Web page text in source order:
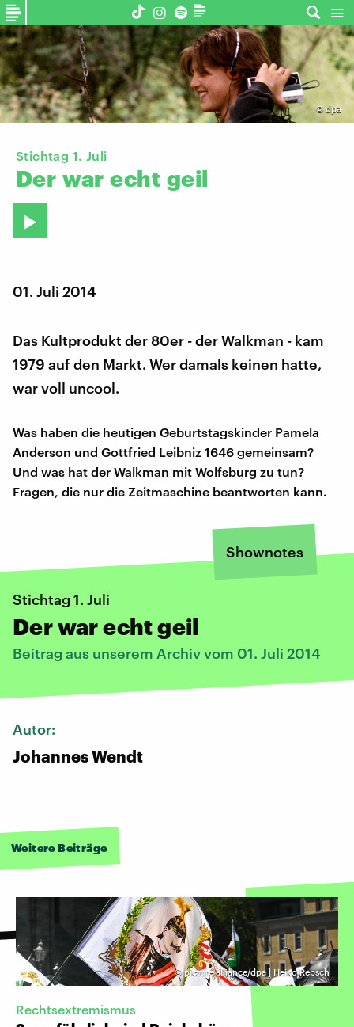
©dpa
Stichtag 1. Juli
Der war echt geil
01. Juli 2014
Das Kultprodukt der 80er - der Walkman - kam
1979 auf den Markt. Wer damals keinen hatte,
war voll uncool.
Was haben die heutigen Geburtstagskinder Pamela
Anderson und Gottfried Leibniz 1646 gemeinsam?
Und was hat der Walkman mit Wolfsburg zu tun?
Fragen, die nur die Zeitmaschine beantworten kann.
Shownotes
Stichtag 1. Juli
Der war echt geil
Beitrag aus unserem Archiv vom 01. Juli 2014
Autor:
Johannes Wendt
Weitere Beiträge
©picture alliance/dpa | Heiko Rebsch
Rechtsextremismus